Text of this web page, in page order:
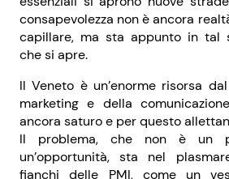
consapevolezza non è ancora
capillare, ma sta appunto in tal
che si apre.
Il Veneto è un’enorme risorsa
marketing e della
ancora saturo e per questo
Il problema, che non è un
un’opportunità, sta nel
fianchi delle PMI, come un